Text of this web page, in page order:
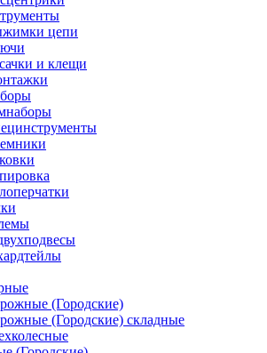
цепи
и клещи
(Городские)
(Городские) складные